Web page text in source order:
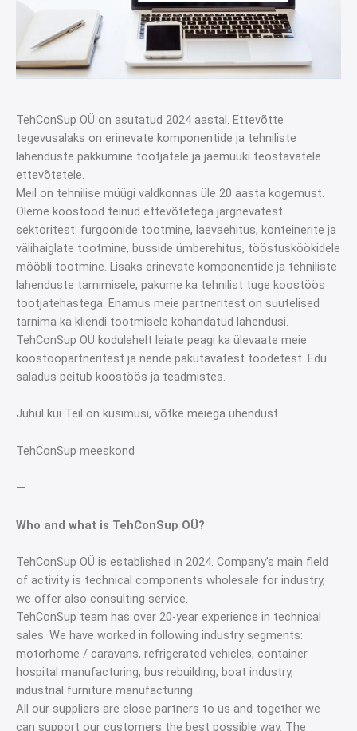
TehConSup OÜ on asutatud 2024 aastal. Ettevõtte
tegevusalaks on erinevate komponentide ja tehniliste
lahenduste pakkumine tootjatele ja jaemüüki teostavatele
ettevõtetele.
Meil on tehnilise müügi valdkonnas üle 20 aasta kogemust.
Oleme koostööd teinud ettevõtetega järgnevatest
sektoritest: furgoonide tootmine, laevaehitus, konteinerite ja
välihaiglate tootmine, busside ümberehitus, tööstusköökidele
mööbli tootmine. Lisaks erinevate komponentide ja tehniliste
lahenduste tarnimisele, pakume ka tehnilist tuge koostöös
tootjatehastega. Enamus meie partneritest on suutelised
tarnima ka kliendi tootmisele kohandatud lahendusi.
TehConSup OÜ kodulehelt leiate peagi ka ülevaate meie
koostööpartneritest ja nende pakutavatest toodetest. Edu
saladus peitub koostöös ja teadmistes.
Juhul kui Teil on küsimusi, võtke meiega ühendust.
TehConSup meeskond
—
Who and what is TehConSup OÜ?
TehConSup OÜ is established in 2024. Company’s main field
of activity is technical components wholesale for industry,
we offer also consulting service.
TehConSup team has over 20-year experience in technical
sales. We have worked in following industry segments:
motorhome / caravans, refrigerated vehicles, container
hospital manufacturing, bus rebuilding, boat industry,
industrial furniture manufacturing.
All our suppliers are close partners to us and together we
can support our customers the best possible way. The